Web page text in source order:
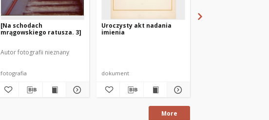
[Na schodach
mrągowskiego ratusza. 3]
Autor fotografii nieznany
fotografia
Uroczysty akt nadania
imienia
dokument
More